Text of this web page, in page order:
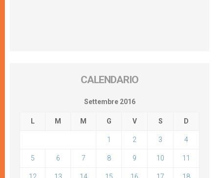
CALENDARIO
Settembre 2016
L M M G V S D
1 2 3 4
5 6 7 8 9 10 11
12 13 14 15 16 17 18